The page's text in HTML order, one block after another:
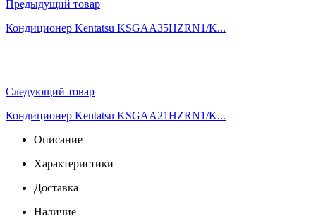
Предыдущий товар
Кондиционер Kentatsu KSGAA35HZRN1/K...
Следующий товар
Кондиционер Kentatsu KSGAA21HZRN1/K...
Описание
Характеристики
Доставка
Наличие